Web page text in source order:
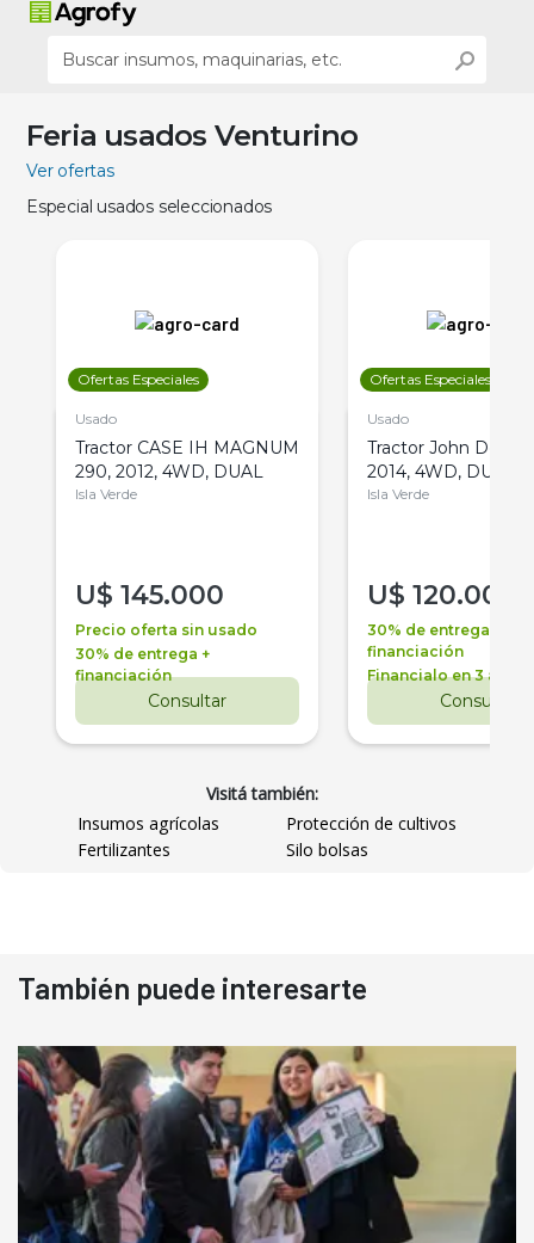
Feria usados Venturino
Ver ofertas
Especial usados seleccionados
Ofertas Especiales
Usado
Tractor CASE IH MAGNUM
290, 2012, 4WD, DUAL
Isla Verde
U$ 145.000
Precio oferta sin usado
30% de entrega +
financiación
Consultar
Ofertas Especiales
Usado
Tractor John Deere
2014, 4WD, DUAL
Isla Verde
U$ 120.000
30% de entrega +
financiación
Financialo en 3 años
Consultar
Visitá también:
Insumos agrícolas
Protección de cultivos
Fertilizantes
Silo bolsas
También puede interesarte